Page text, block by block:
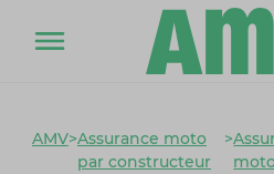
AMV>Assurance moto
par constructeur
>